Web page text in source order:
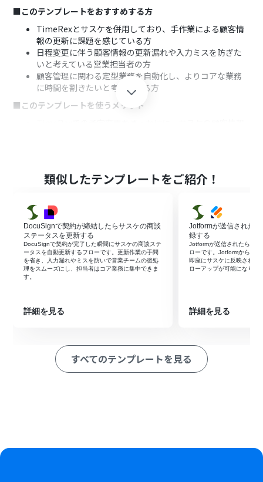
■このテンプレートをおすすめする方
TimeRexとサスケを併用しており、手作業による顧客情
報の更新に課題を感じている方
日程変更に伴う顧客情報の更新漏れや入力ミスを防ぎた
いと考えている営業担当者の方
顧客管理に関わる定型業務を自動化し、よりコアな業務
に時間を割きたいと考えている方
■このテンプレートを使うメリット
ります。
はじめに、TimeRexとサスケをYoomと連携します
次に、トリガーでTimeRexを選択し、「Webhookを受信
したら」というアクションを設定します
オペレーションとして、分岐機能を追加し、TimeRexか
ら受け取った情報をもとに、予定が変更された場合のみ
処理が進むよう設定します
当する顧客を特定します
更新します
※「トリガー」：フロー起動のきっかけとなるアクション、「オ
ペレーション」：トリガー起動後、フロー内で処理を行うアク
に設定してください。
類似したテンプレートをご紹介！
DocuSignで契約が締結したらサスケの商談
ステータスを更新する
DocuSignで契約が完了した瞬間にサスケの商談ステ
ータスを自動更新するフローです。更新作業の手間
を省き、入力漏れやミスを防いで営業チームの後処
理をスムーズにし、担当者はコア業務に集中できま
す。
詳細を見る
Jotformが送信された
録する
Jotformが送信されたらサ
ローです。Jotformから得
即座にサスケに反映されて
ローアップが可能になりま
詳細を見る
すべてのテンプレートを見る